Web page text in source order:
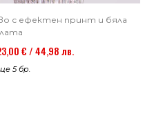
с ефектен принт и бяла
€ / 44,98 лв.
5 бр.